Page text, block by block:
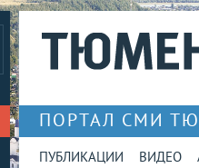
ПОРТАЛ СМИ
ПУБЛИКАЦИИ ВИДЕО